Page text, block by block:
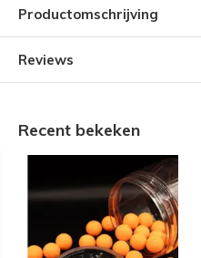
Productomschrijving
Reviews
Recent bekeken